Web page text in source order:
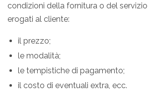
condizioni della fornitura o del
erogati al cliente:
il prezzo;
le modalità;
le tempistiche di pagamento;
il costo di eventuali extra, ecc.